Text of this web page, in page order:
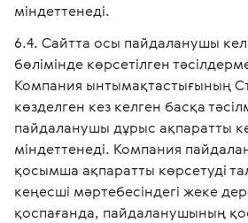
міндеттенеді.
Сайтта осы пайдаланушы
бөлімінде көрсетілген
Компания ынтымақтастығының
көзделген кез келген басқа
пайдаланушы дұрыс ақпаратты
міндеттенеді. Компания
қосымша ақпаратты көрсетуді
кеңесші мәртебесіндегі жеке
қоспағанда, пайдаланушының